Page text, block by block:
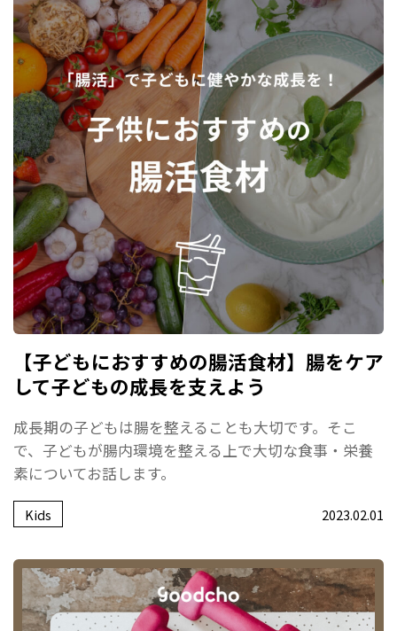
【子どもにおすすめの腸活食材】腸をケア
して子どもの成長を支えよう
成長期の子どもは腸を整えることも大切です。そこ
で、子どもが腸内環境を整える上で大切な食事・栄養
素についてお話します。
Kids 2023.02.01